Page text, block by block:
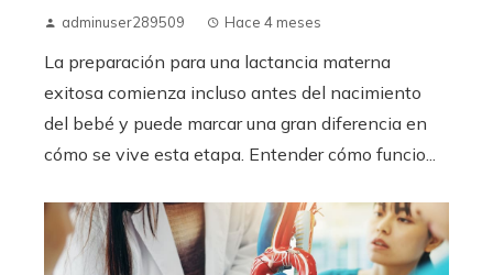
adminuser289509 Hace 4 meses
La preparación para una lactancia materna
exitosa comienza incluso antes del nacimiento
del bebé y puede marcar una gran diferencia en
cómo se vive esta etapa. Entender cómo funcio...